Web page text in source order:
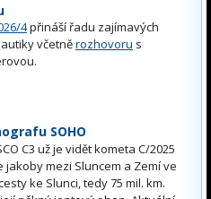
4přináší řadu zajímavých
včetněrozhovoru s
SOHO
C3 už je vidět kometa C/2025
jakoby mezi Sluncem a Zemí ve
ke Slunci, tedy 75 mil. km.